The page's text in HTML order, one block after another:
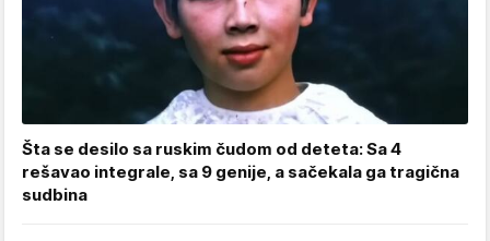
Šta se desilo sa ruskim čudom od deteta: Sa 4
rešavao integrale, sa 9 genije, a sačekala ga tragična
sudbina